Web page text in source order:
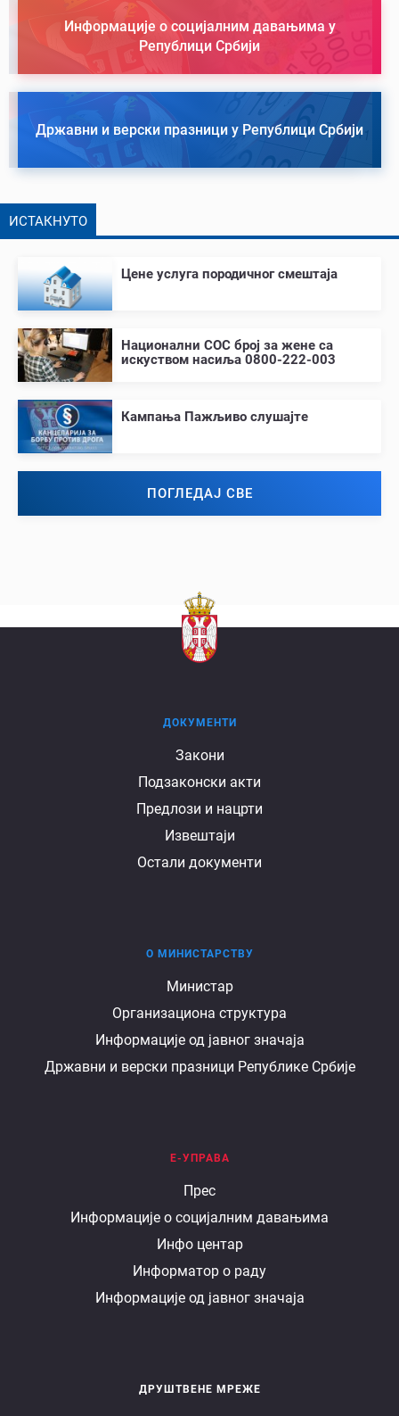
Информације о социјалним давањима у
Републици Србији
Државни и верски празници у Републици Србији
ИСТАКНУТО
Цене услуга породичног смештаја
Национални СОС број за жене са
искуством насиља 0800-222-003
Кампања Пажљиво слушајте
ПОГЛЕДАЈ СВЕ
ДОКУМЕНТИ
Закони
Подзаконски акти
Предлози и нацрти
Извештаји
Остали документи
министарству
О МИНИСТАРСТВУ
Министар
Организациона структура
Информације од јавног значаја
Државни и верски празници Републике Србије
Е-УПРАВА
Прес
Информације о социјалним давањима
Инфо центар
Информатор о раду
Информације од јавног значаја
ДРУШТВЕНЕ МРЕЖЕ